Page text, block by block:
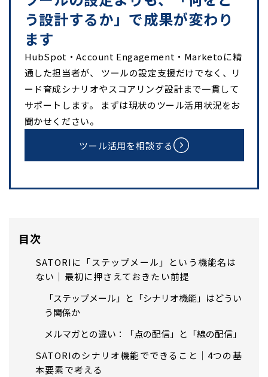
う設計するか」で成果が変わり
ます
HubSpot・Account Engagement・Marketoに精
通した担当者が、 ツールの設定支援だけでなく、リ
ード育成シナリオやスコアリング設計まで一貫して
サポートします。 まずは現状のツール活用状況をお
聞かせください。
ツール活用を相談する
目次
SATORIに「ステップメール」という機能名は
ない｜最初に押さえておきたい前提
「ステップメール」と「シナリオ機能」はどうい
う関係か
メルマガとの違い：「点の配信」と「線の配信」
SATORIのシナリオ機能でできること｜4つの基
本要素で考える